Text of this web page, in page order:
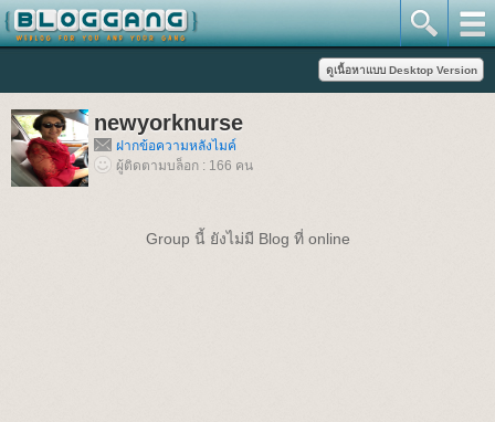
newyorknurse
ฝากข้อความหลังไมค์
ผู้ติดตามบล็อก : 166 คน
Group นี้ ยังไม่มี Blog ที่ online